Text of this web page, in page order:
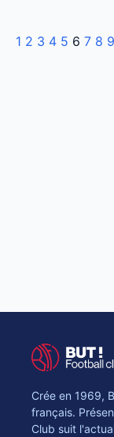
1 2 3 4 5 6 7 8 9
Crée en 1969,
français.
Club suit